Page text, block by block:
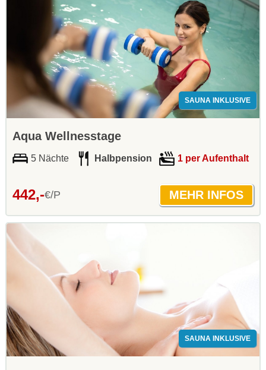
SAUNA INKLUSIVE
Aqua Wellnesstage
5 Nächte Halbpension 1 per Aufenthalt
442,-€/P
SAUNA INKLUSIVE